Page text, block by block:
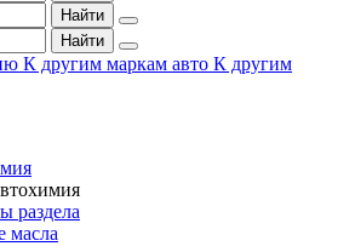
Найти
Найти
К другим маркам авто К другим
раздела
масла